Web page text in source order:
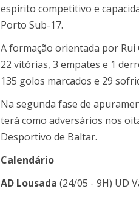
espírito competitivo e
Porto Sub-17.
A formação orientada por
22 vitórias, 3 empates e 1
135 golos marcados e 29
Na segunda fase de
terá como adversários nos
Desportivo de Baltar.
Calendário
AD Lousada (24/05 - 9H) UD